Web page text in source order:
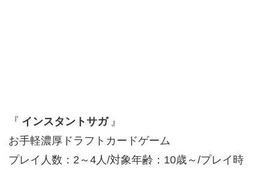
『 インスタントサガ 』
お手軽濃厚ドラフトカードゲーム
プレイ人数：2～4人/対象年齢：10歳～/プレイ時